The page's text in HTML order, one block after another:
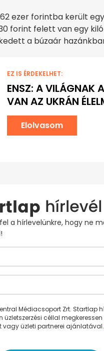
ezer forintba került
forint felett van egy
a búzaár
EZ IS ÉRDEKELHET:
ENSZ: A VILÁGNAK
VAN AZ UKRÁN
Elolvasom
a hírlevelünkre, hogy ne
Médiacsoport Zrt. Startlap
üzletszerzési céllal
vagy üzleti partnerei ajánlatával.